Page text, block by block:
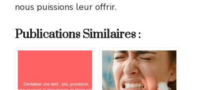
nous puissions leur offrir.
Publications Similaires :